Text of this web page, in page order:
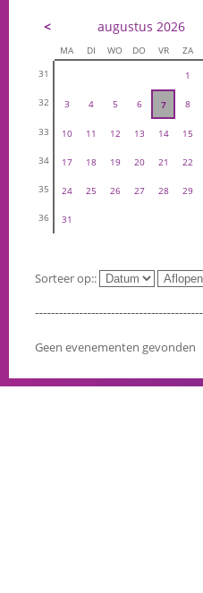
< augustus 2026
MA DI WO DO VR ZA
31
1
32 3 4 5 6 7 8
33 10 11 12 13 14 15
34 17 18 19 20 21 22
35 24 25 26 27 28 29
36 31
Sorteer op::
Geen evenementen gevonden